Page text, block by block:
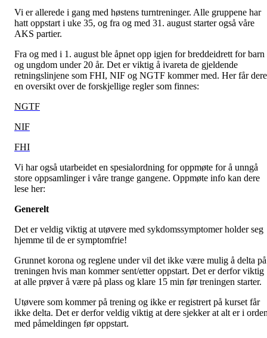
Vi er allerede i gang med høstens turntreninger. Alle gruppene har
hatt oppstart i uke 35, og fra og med 31. august starter også våre
AKS partier.
Fra og med i 1. august ble åpnet opp igjen for breddeidrett for barn
og ungdom under 20 år. Det er viktig å ivareta de gjeldende
retningslinjene som FHI, NIF og NGTF kommer med. Her får dere
en oversikt over de forskjellige regler som finnes:
NGTF
NIF
FHI
Vi har også utarbeidet en spesialordning for oppmøte for å unngå
store oppsamlinger i våre trange gangene. Oppmøte info kan dere
lese her:
Generelt
Det er veldig viktig at utøvere med sykdomssymptomer holder seg
hjemme til de er symptomfrie!
Grunnet korona og reglene under vil det ikke være mulig å delta på
treningen hvis man kommer sent/etter oppstart. Det er derfor viktig
at alle prøver å være på plass og klare 15 min før treningen starter.
Utøvere som kommer på trening og ikke er registrert på kurset får
ikke delta. Det er derfor veldig viktig at dere sjekker at alt er i
med påmeldingen før oppstart.